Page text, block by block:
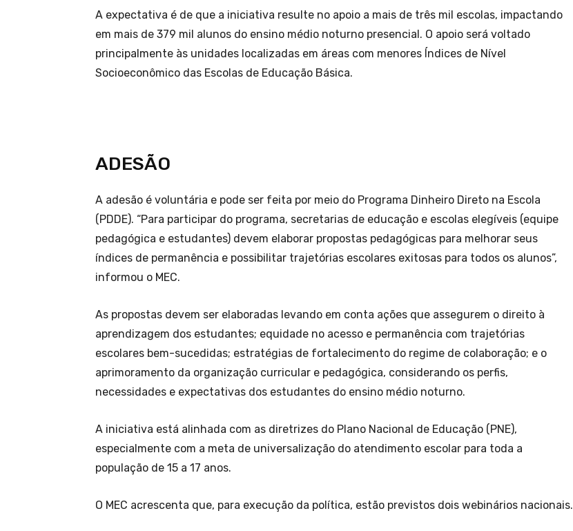
A expectativa é de que a iniciativa resulte no apoio a mais de três mil escolas, impactando
em mais de 379 mil alunos do ensino médio noturno presencial. O apoio será voltado
principalmente às unidades localizadas em áreas com menores Índices de Nível
Socioeconômico das Escolas de Educação Básica.
ADESÃO
A adesão é voluntária e pode ser feita por meio do Programa Dinheiro Direto na Escola
(PDDE). “Para participar do programa, secretarias de educação e escolas elegíveis (equipe
pedagógica e estudantes) devem elaborar propostas pedagógicas para melhorar seus
índices de permanência e possibilitar trajetórias escolares exitosas para todos os alunos”,
informou o MEC.
As propostas devem ser elaboradas levando em conta ações que assegurem o direito à
aprendizagem dos estudantes; equidade no acesso e permanência com trajetórias
escolares bem-sucedidas; estratégias de fortalecimento do regime de colaboração; e o
aprimoramento da organização curricular e pedagógica, considerando os perfis,
necessidades e expectativas dos estudantes do ensino médio noturno.
A iniciativa está alinhada com as diretrizes do Plano Nacional de Educação (PNE),
especialmente com a meta de universalização do atendimento escolar para toda a
população de 15 a 17 anos.
O MEC acrescenta que, para execução da política, estão previstos dois webinários nacionais.